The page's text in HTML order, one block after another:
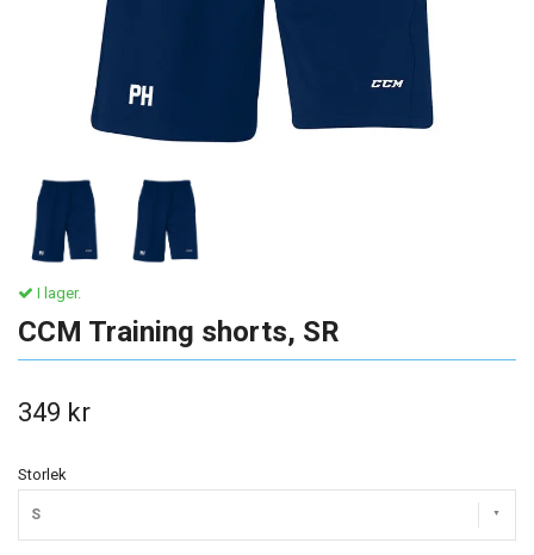
I lager.
CCM Training shorts, SR
349 kr
Storlek
S